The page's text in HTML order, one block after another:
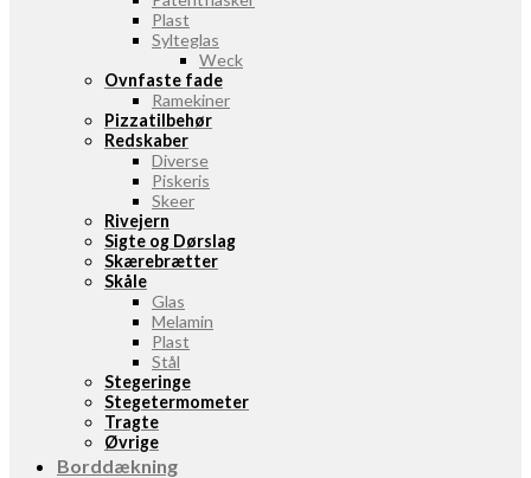
Plast
Sylteglas
Weck
Ovnfaste fade
Ramekiner
Pizzatilbehør
Redskaber
Diverse
Piskeris
Skeer
Rivejern
Sigte og Dørslag
Skærebrætter
Skåle
Glas
Melamin
Plast
Stål
Stegeringe
Stegetermometer
Tragte
Øvrige
Borddækning